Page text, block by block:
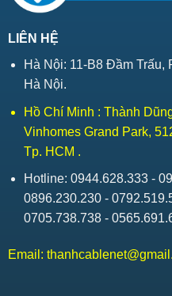
LIÊN HỆ
Hà Nội: 11-B8 Đầm Trấu,
Hà Nội.
Hồ Chí Minh : Thành
Vinhomes Grand Park,
Tp. HCM .
Hotline: 0944.628.333 -
0896.230.230 -
0705.738.738 -
Email: